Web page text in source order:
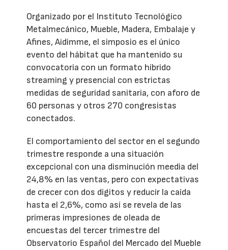
Organizado por el Instituto Tecnológico
Metalmecánico, Mueble, Madera, Embalaje y
Afines, Aidimme, el simposio es el único
evento del hábitat que ha mantenido su
convocatoria con un formato híbrido
streaming y presencial con estrictas
medidas de seguridad sanitaria, con aforo de
60 personas y otros 270 congresistas
conectados.
El comportamiento del sector en el segundo
trimestre responde a una situación
excepcional con una disminución meedia del
24,8% en las ventas, pero con expectativas
de crecer con dos dígitos y reducir la caída
hasta el 2,6%, como así se revela de las
primeras impresiones de oleada de
encuestas del tercer trimestre del
Observatorio Español del Mercado del Mueble